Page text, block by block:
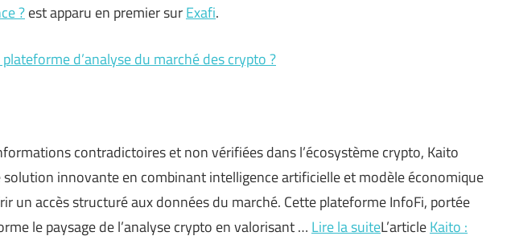
?est apparu en premier surExafi.
d’analyse du marché des crypto ?
contradictoires et non vérifiées dans l’écosystème crypto, Kaito
innovante en combinant intelligence artificielle et modèle économique
un accès structuré aux données du marché. Cette plateforme InfoFi, portée
le paysage de l’analyse crypto en valorisant … Lire la suiteL’articleKaito :